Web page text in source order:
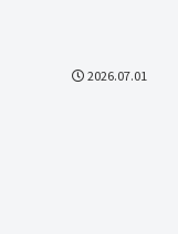
2026.07.01